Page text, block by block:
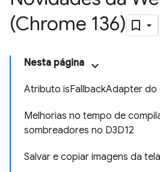
(Chrome 136)
Nesta página
Atributo isFallbackAdapter do
Melhorias no tempo de
sombreadores no D3D12
Salvar e copiar imagens da tela